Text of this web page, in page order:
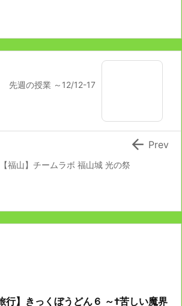
先週の授業 ～12/12-17
【福山】チームラボ 福山城 光の祭
 Prev
旅行】きっくぼうどん６ ～†苦しい魔界